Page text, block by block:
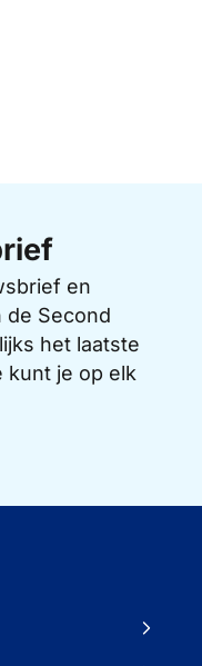
en
de Second
het laatste
kunt je op elk